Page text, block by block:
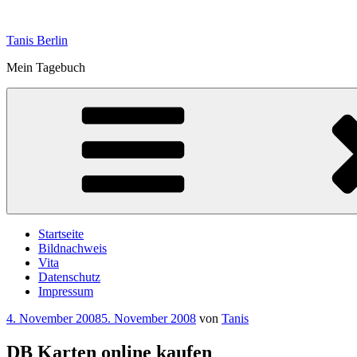
springen
Tanis Berlin
Mein Tagebuch
Startseite
Bildnachweis
Vita
Datenschutz
Impressum
Veröffentlicht
4. November 20085. November 2008 von Tanis
DB Karten online kaufen